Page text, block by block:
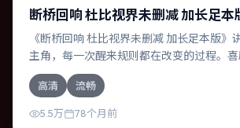
断桥回响 杜比视界未删减 加长足本
《断桥回响 杜比视界未删减 加长足本版》
主角，每一次醒来规则都在改变的过程。
系相互咬合，汤姆·汉克斯、迈克尔·法斯宾
彩。导演斯皮尔伯格善于在长镜头中积蓄张
大利实地取景，增强真实质感。
高清 流畅
5.5万 78个月前